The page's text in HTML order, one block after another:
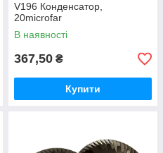
V196 Конденсатор,
20microfar
В наявності
367,50 ₴
Купити